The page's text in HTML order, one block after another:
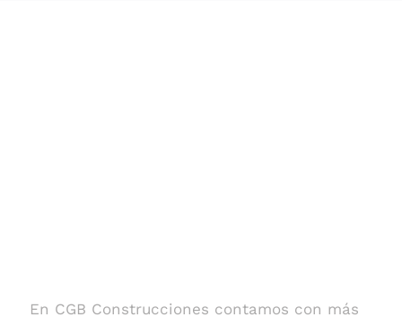
En CGB Construcciones contamos con más